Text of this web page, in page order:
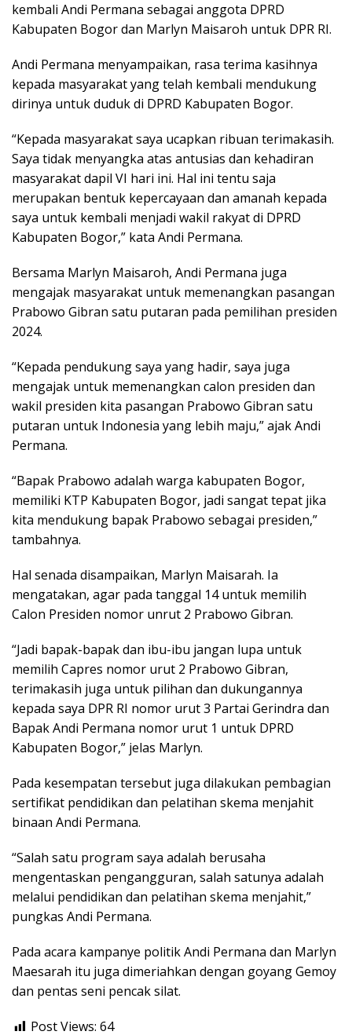
kembali Andi Permana sebagai anggota DPRD
Kabupaten Bogor dan Marlyn Maisaroh untuk DPR RI.
Andi Permana menyampaikan, rasa terima kasihnya
kepada masyarakat yang telah kembali mendukung
dirinya untuk duduk di DPRD Kabupaten Bogor.
“Kepada masyarakat saya ucapkan ribuan terimakasih.
Saya tidak menyangka atas antusias dan kehadiran
masyarakat dapil VI hari ini. Hal ini tentu saja
merupakan bentuk kepercayaan dan amanah kepada
saya untuk kembali menjadi wakil rakyat di DPRD
Kabupaten Bogor,” kata Andi Permana.
Bersama Marlyn Maisaroh, Andi Permana juga
mengajak masyarakat untuk memenangkan pasangan
Prabowo Gibran satu putaran pada pemilihan presiden
2024.
“Kepada pendukung saya yang hadir, saya juga
mengajak untuk memenangkan calon presiden dan
wakil presiden kita pasangan Prabowo Gibran satu
putaran untuk Indonesia yang lebih maju,” ajak Andi
Permana.
“Bapak Prabowo adalah warga kabupaten Bogor,
memiliki KTP Kabupaten Bogor, jadi sangat tepat jika
kita mendukung bapak Prabowo sebagai presiden,”
tambahnya.
Hal senada disampaikan, Marlyn Maisarah. Ia
mengatakan, agar pada tanggal 14 untuk memilih
Calon Presiden nomor unrut 2 Prabowo Gibran.
“Jadi bapak-bapak dan ibu-ibu jangan lupa untuk
memilih Capres nomor urut 2 Prabowo Gibran,
terimakasih juga untuk pilihan dan dukungannya
kepada saya DPR RI nomor urut 3 Partai Gerindra dan
Bapak Andi Permana nomor urut 1 untuk DPRD
Kabupaten Bogor,” jelas Marlyn.
Pada kesempatan tersebut juga dilakukan pembagian
sertifikat pendidikan dan pelatihan skema menjahit
binaan Andi Permana.
“Salah satu program saya adalah berusaha
mengentaskan pengangguran, salah satunya adalah
melalui pendidikan dan pelatihan skema menjahit,”
pungkas Andi Permana.
Pada acara kampanye politik Andi Permana dan Marlyn
Maesarah itu juga dimeriahkan dengan goyang Gemoy
dan pentas seni pencak silat.
Post Views: 64